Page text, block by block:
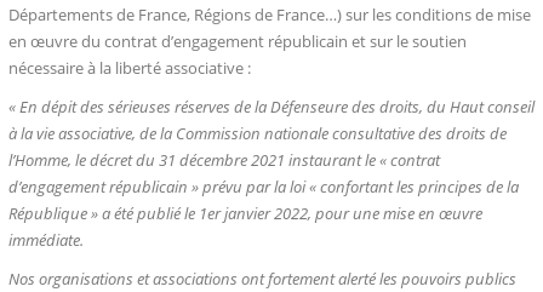
Départements de France, Régions de France…) sur les conditions de mise
en œuvre du contrat d’engagement républicain et sur le soutien
nécessaire à la liberté associative :
« En dépit des sérieuses réserves de la Défenseure des droits, du Haut conseil
à la vie associative, de la Commission nationale consultative des droits de
l’Homme, le décret du 31 décembre 2021 instaurant le « contrat
d’engagement républicain » prévu par la loi « confortant les principes de la
République » a été publié le 1erjanvier 2022, pour une mise en œuvre
immédiate.
Nos organisations et associations ont fortement alerté les pouvoirs publics